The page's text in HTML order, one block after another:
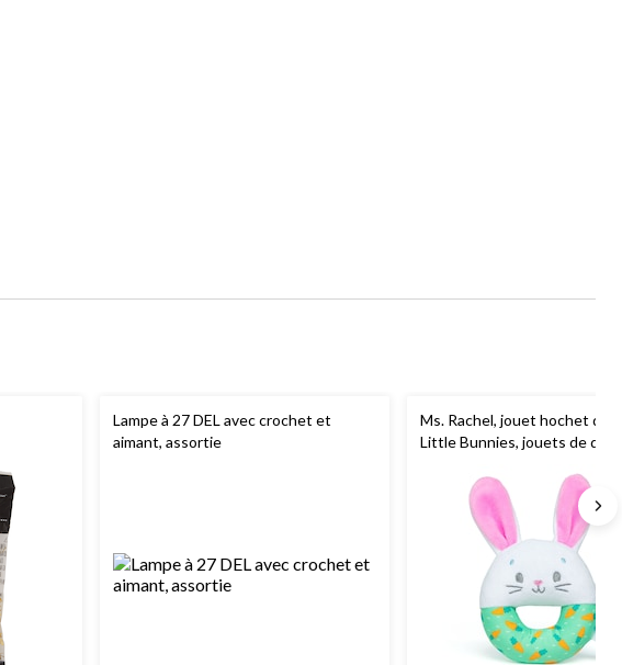
Lampe à 27 DEL avec crochet et
aimant, assortie
Ms. Rachel, jouet hochet
Little Bunnies, jouets de
jouets pour tout-petits